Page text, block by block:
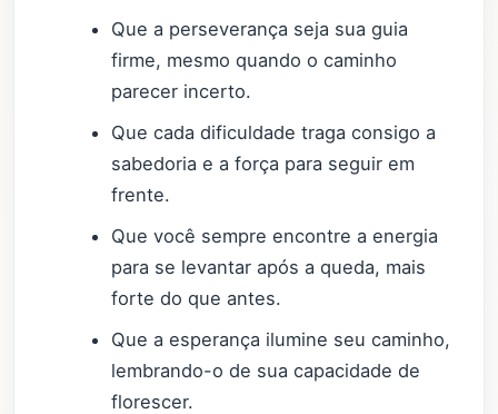
Que a perseverança seja sua guia
firme, mesmo quando o caminho
parecer incerto.
Que cada dificuldade traga consigo a
sabedoria e a força para seguir em
frente.
Que você sempre encontre a energia
para se levantar após a queda, mais
forte do que antes.
Que a esperança ilumine seu caminho,
lembrando-o de sua capacidade de
florescer.